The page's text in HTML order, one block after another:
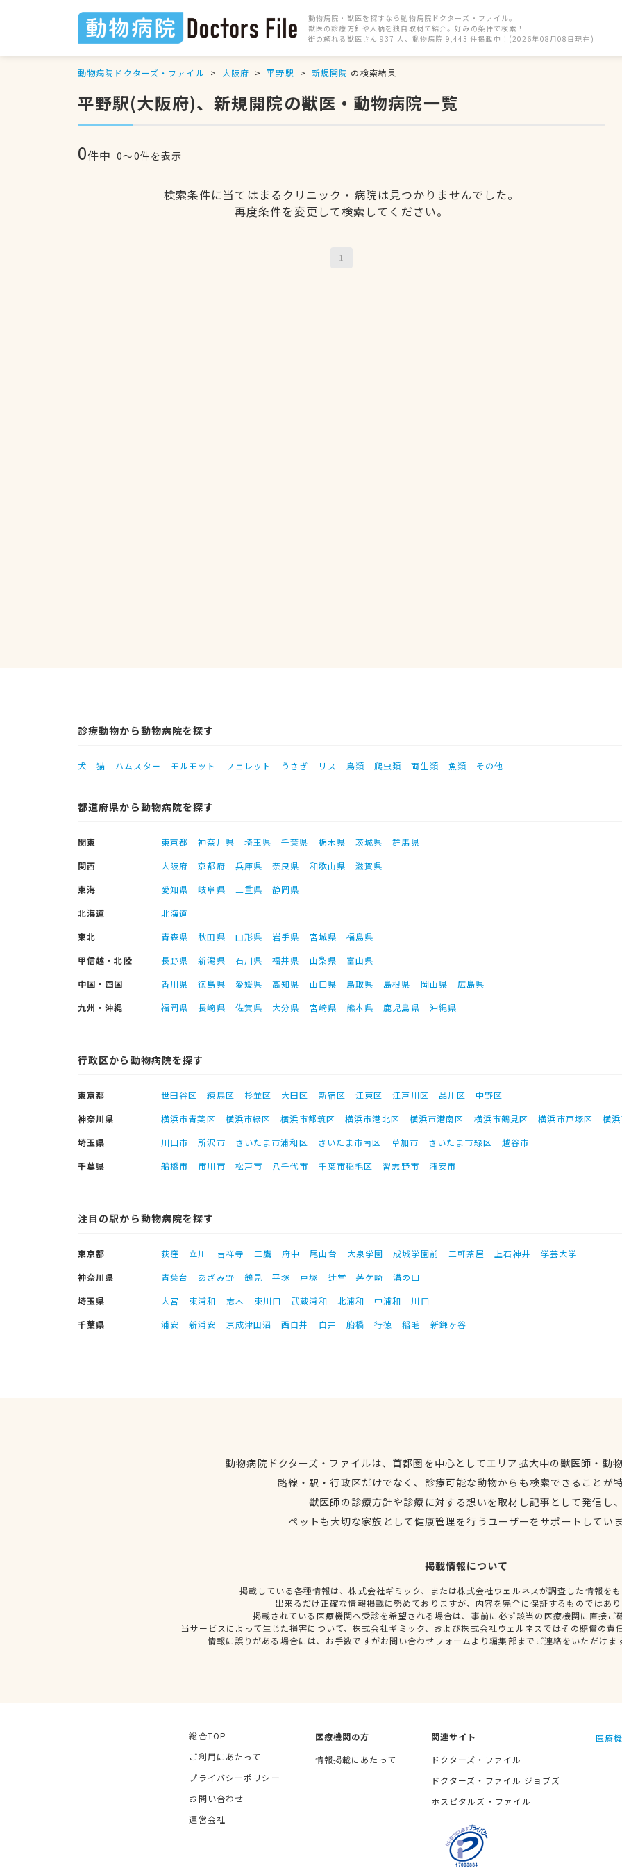
動物病院・獣医を探すなら動物病院ドクターズ・ファイル。
獣医の診療方針や人柄を独自取材で紹介。好みの条件で検索！
街の頼れる獣医さん 937 人、動物病院 9,443 件掲載中！(2026年08月08日現在)
動物病院ドクターズ・ファイル 大阪府 平野駅 新規開院 の検索結果
平野駅(大阪府)、新規開院の獣医・動物病院一覧
0件中 0〜0件を表示
検索条件に当てはまるクリニック・病院は見つかりませんでした。
再度条件を変更して検索してください。
1
診療動物から動物病院を探す
犬 猫 ハムスター モルモット フェレット うさぎ リス 鳥類 爬虫類 両生類 魚類 その他
都道府県から動物病院を探す
関東 東京都 神奈川県 埼玉県 千葉県 栃木県 茨城県
群馬県
関西
大阪府 京都府 兵庫県 奈良県 和歌山県
滋賀県
東海
愛知県 岐阜県 三重県
静岡県
北海道
北海道
東北
青森県 秋田県 山形県 岩手県 宮城県
福島県
甲信越・北陸
長野県 新潟県 石川県 福井県 山梨県
富山県
中国・四国
香川県 徳島県 愛媛県 高知県 山口県 鳥取県 島根県 岡山県
広島県
九州・沖縄
福岡県 長崎県 佐賀県 大分県 宮崎県 熊本県 鹿児島県 沖縄県
行政区から動物病院を探す
東京都 世田谷区 練馬区 杉並区 大田区 新宿区 江東区 江戸川区 品川区
中野区
神奈川県
横浜市青葉区 横浜市緑区 横浜市都筑区 横浜市港北区 横浜市港南区 横浜市鶴見区 横浜市戸塚区
横
埼玉県
川口市 所沢市 さいたま市浦和区 さいたま市南区 草加市 さいたま市緑区
越谷市
千葉県
船橋市 市川市 松戸市 八千代市 千葉市稲毛区 習志野市 浦安市
注目の駅から動物病院を探す
東京都 荻窪 立川 吉祥寺 三鷹 府中 尾山台 大泉学園 成城学園前 三軒茶屋 上石神井
学芸大学
神奈川県
青葉台 あざみ野 鶴見 平塚 戸塚 辻堂 茅ケ崎
溝の口
埼玉県
大宮 東浦和 志木 東川口 武蔵浦和 北浦和 中浦和
川口
千葉県
浦安 新浦安 京成津田沼 西白井 白井 船橋 行徳 稲毛 新鎌ヶ谷
動物病院ドクターズ・ファイルは、首都圏を中心としてエリア拡大中の獣医師・動
路線・駅・行政区だけでなく、診療可能な動物からも検索できることが
獣医師の診療方針や診療に対する想いを取材し記事として発信し
ペットも大切な家族として健康管理を行うユーザーをサポートしてい
掲載情報について
掲載している各種情報は、株式会社ギミック、または株式会社ウェルネスが調査した情報を
出来るだけ正確な情報掲載に努めておりますが、内容を完全に保証するものではあ
掲載されている医療機関へ受診を希望される場合は、事前に必ず該当の医療機関に直接ご
当サービスによって生じた損害について、株式会社ギミック、および株式会社ウェルネスではその賠償の責
情報に誤りがある場合には、お手数ですがお問い合わせフォームより編集部までご連絡をいただけま
総合TOP
ご利用にあたって
プライバシーポリシー
お問い合わせ
運営会社
医療機関の方
情報掲載にあたって
関連サイト
ドクターズ・ファイル
ドクターズ・ファイル ジョブズ
ホスピタルズ・ファイル
医療